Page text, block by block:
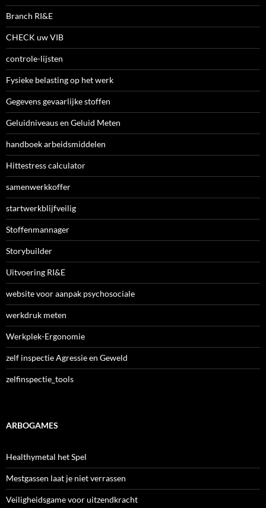
Branch RI&E
CHECK uw VIB
controle-lijsten
Fysieke belasting op het werk
Gegevens gevaarlijke stoffen
Geluidniveaus en Geluid Meten
handboek arbeidsmiddelen
Hittestress calculator
samenwerkkoffer
startwerkblijfveilig
Stoffenmannager
Storybuilder
Uitvoering RI&E
website voor aanpak psychosociale
werkdruk meten
Werkplek-Ergonomie
zelf inspectie Agressie en Geweld
zelfinspectie_tools
ARBOGAMES
Healthymetal het Spel
Mestgassen laat je niet verrassen
Veiligheidsgame voor uitzendkracht